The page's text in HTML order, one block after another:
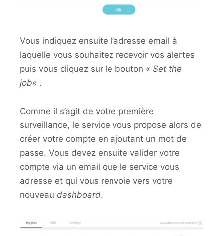
Vous indiquez ensuite l’adresse email à
laquelle vous souhaitez recevoir vos alertes
puis vous cliquez sur le bouton « Set the
job« .
Comme il s’agit de votre première
surveillance, le service vous propose alors de
créer votre compte en ajoutant un mot de
passe. Vous devez ensuite valider votre
compte via un email que le service vous
adresse et qui vous renvoie vers votre
nouveau dashboard.